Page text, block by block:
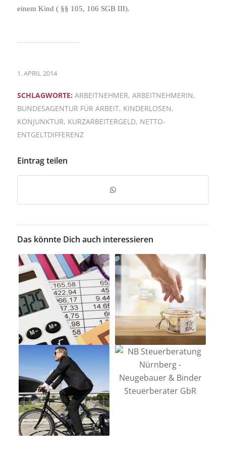
einem Kind ( §§ 105, 106 SGB III).
1. APRIL 2014
SCHLAGWORTE: ARBEITNEHMER, ARBEITNEHMERIN,
BUNDESAGENTUR FÜR ARBEIT, KINDERLOSEN,
KONJUNKTUR, KURZARBEITERGELD, NETTO-
ENTGELTDIFFERENZ
Eintrag teilen
Das könnte Dich auch interessieren